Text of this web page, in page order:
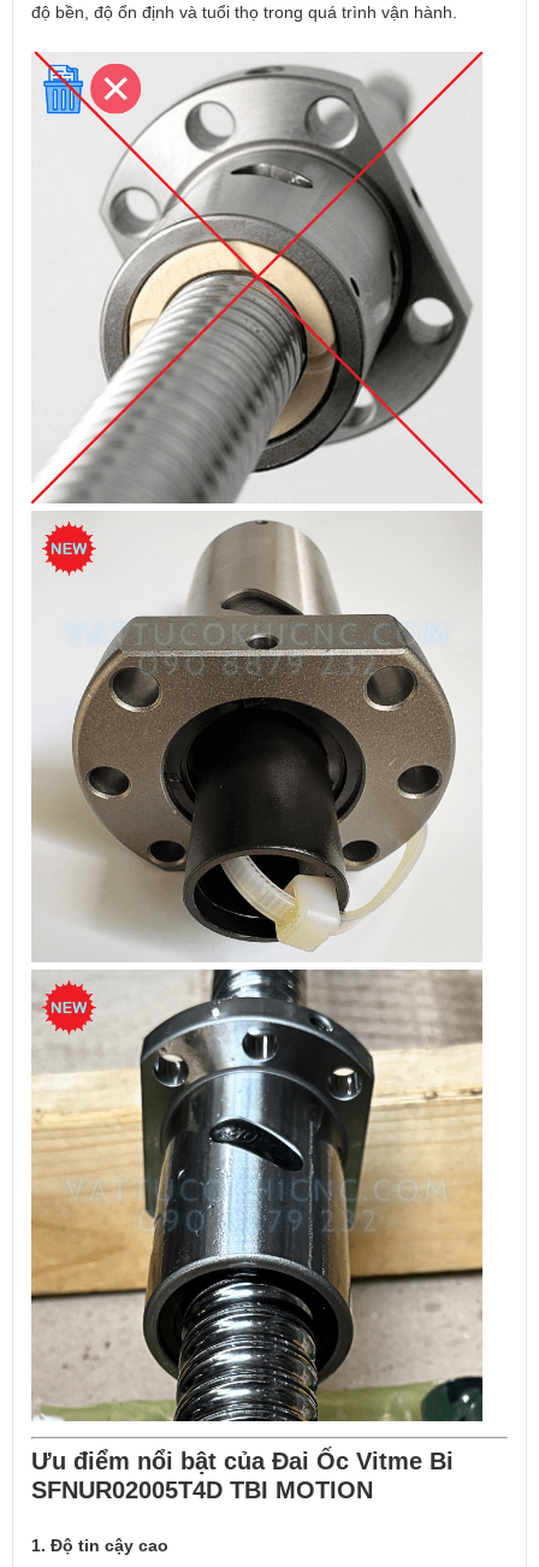
độ bền, độ ổn định và tuổi thọ trong quá trình vận hành.
Ưu điểm nổi bật của Đai Ốc Vitme Bi
SFNUR02005T4D TBI MOTION
1. Độ tin cậy cao